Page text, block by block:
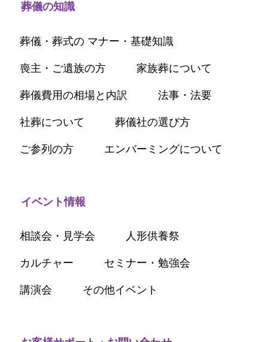
葬儀の知識
葬儀・葬式の マナー・基礎知識
喪主・ご遺族の方 家族葬について
葬儀費用の相場と内訳 法事・法要
社葬について 葬儀社の選び方
ご参列の方 エンバーミングについて
イベント情報
相談会・見学会 人形供養祭
カルチャー セミナー・勉強会
講演会 その他イベント